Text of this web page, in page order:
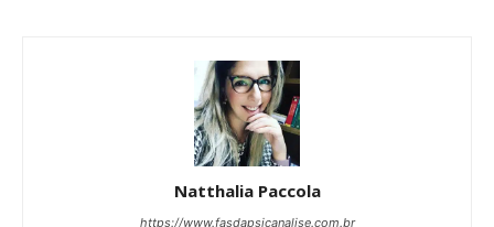
Natthalia Paccola
https://www.fasdapsicanalise.com.br